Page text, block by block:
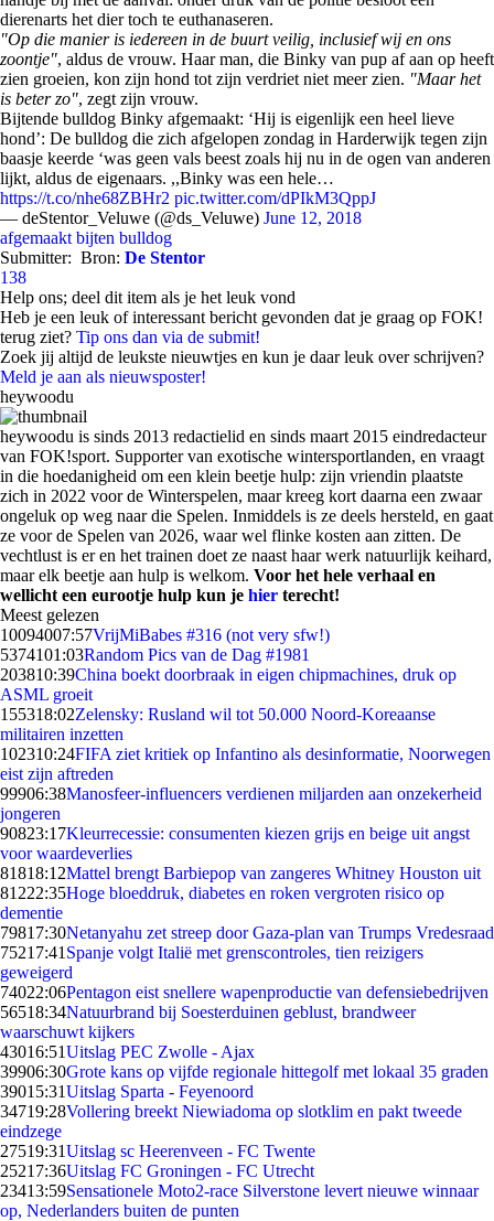
dierenarts het dier toch te euthanaseren.
"Op die manier is iedereen in de buurt veilig, inclusief wij en ons
zoontje", aldus de vrouw. Haar man, die Binky van pup af aan op heeft
zien groeien, kon zijn hond tot zijn verdriet niet meer zien. "Maar het
is beter zo", zegt zijn vrouw.
Bijtende bulldog Binky afgemaakt: ‘Hij is eigenlijk een heel lieve
hond’: De bulldog die zich afgelopen zondag in Harderwijk tegen zijn
baasje keerde ‘was geen vals beest zoals hij nu in de ogen van anderen
lijkt, aldus de eigenaars. ,,Binky was een hele…
https://t.co/nhe68ZBHr2 pic.twitter.com/dPIkM3QppJ
— deStentor_Veluwe (@ds_Veluwe) June 12, 2018
afgemaakt bijten bulldog
Submitter: Bron: De Stentor
138
Help ons; deel dit item als je het leuk vond
Heb je een leuk of interessant bericht gevonden dat je graag op FOK!
terug ziet? Tip ons dan via de submit!
Zoek jij altijd de leukste nieuwtjes en kun je daar leuk over schrijven?
Meld je aan als nieuwsposter!
heywoodu
heywoodu is sinds 2013 redactielid en sinds maart 2015 eindredacteur
van FOK!sport. Supporter van exotische wintersportlanden, en vraagt
in die hoedanigheid om een klein beetje hulp: zijn vriendin plaatste
zich in 2022 voor de Winterspelen, maar kreeg kort daarna een zwaar
ongeluk op weg naar die Spelen. Inmiddels is ze deels hersteld, en gaat
ze voor de Spelen van 2026, waar wel flinke kosten aan zitten. De
vechtlust is er en het trainen doet ze naast haar werk natuurlijk keihard,
maar elk beetje aan hulp is welkom. Voor het hele verhaal en
wellicht een eurootje hulp kun je hier terecht!
Meest gelezen
10094007:57VrijMiBabes #316 (not very sfw!)
5374101:03Random Pics van de Dag #1981
203810:39China boekt doorbraak in eigen chipmachines, druk op
ASML groeit
155318:02Zelensky: Rusland wil tot 50.000 Noord-Koreaanse
militairen inzetten
102310:24FIFA ziet kritiek op Infantino als desinformatie, Noorwegen
eist zijn aftreden
99906:38Manosfeer-influencers verdienen miljarden aan onzekerheid
jongeren
90823:17Kleurrecessie: consumenten kiezen grijs en beige uit angst
voor waardeverlies
81818:12Mattel brengt Barbiepop van zangeres Whitney Houston uit
81222:35Hoge bloeddruk, diabetes en roken vergroten risico op
dementie
79817:30Netanyahu zet streep door Gaza-plan van Trumps Vredesraad
75217:41 Spanje volgt Italië met grenscontroles, tien reizigers
geweigerd
74022:06Pentagon eist snellere wapenproductie van defensiebedrijven
56518:34Natuurbrand bij Soesterduinen geblust, brandweer
waarschuwt kijkers
43016:51Uitslag PEC Zwolle - Ajax
39906:30Grote kans op vijfde regionale hittegolf met lokaal 35 graden
39015:31Uitslag Sparta - Feyenoord
34719:28Vollering breekt Niewiadoma op slotklim en pakt tweede
eindzege
27519:31Uitslag sc Heerenveen - FC Twente
25217:36Uitslag FC Groningen - FC Utrecht
23413:59Sensationele Moto2-race Silverstone levert nieuwe winnaar
op, Nederlanders buiten de punten